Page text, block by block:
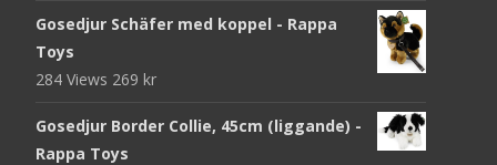
Gosedjur Schäfer med koppel - Rappa
Toys
284 Views 269 kr
Gosedjur Border Collie, 45cm (liggande) -
Rappa Toys